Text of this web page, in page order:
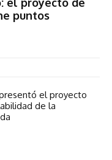
puntos
el proyecto
de la